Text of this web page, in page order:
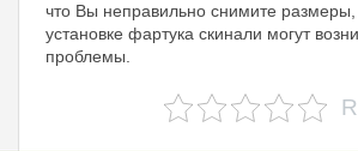
что Вы неправильно снимите размеры,
установке фартука скинали могут
проблемы.